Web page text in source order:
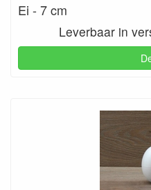
Ei - 7 cm
Leverbaar in